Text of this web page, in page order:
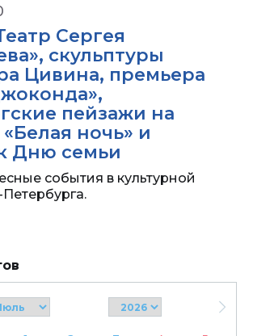
Сергея
скульптуры
Цивина, премьера
пейзажи на
ночь» и
Дню семьи
события в культурной